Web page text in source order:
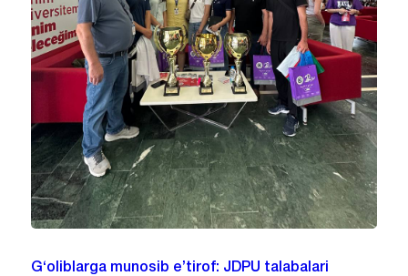
G‘oliblarga munosib e’tirof: JDPU talabalari